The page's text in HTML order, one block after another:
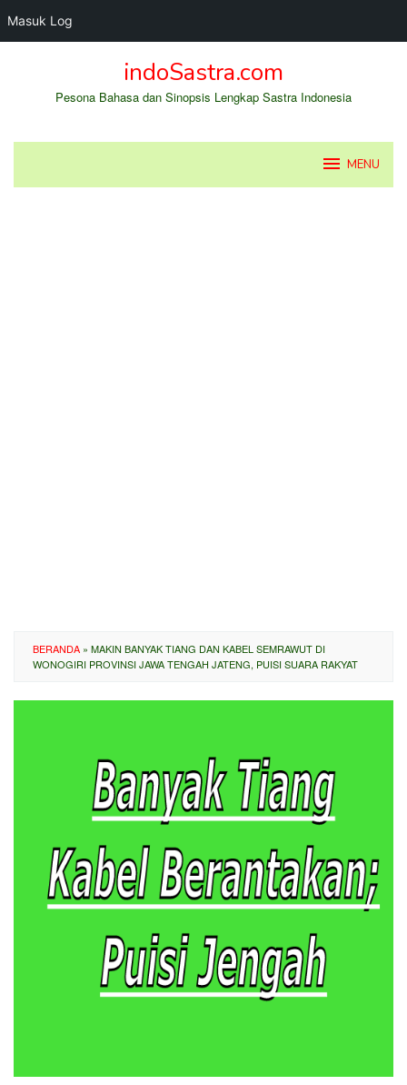
Masuk Log
indoSastra.com
Pesona Bahasa dan Sinopsis Lengkap Sastra Indonesia
MENU
BERANDA » MAKIN BANYAK TIANG DAN KABEL SEMRAWUT DI
WONOGIRI PROVINSI JAWA TENGAH JATENG, PUISI SUARA RAKYAT